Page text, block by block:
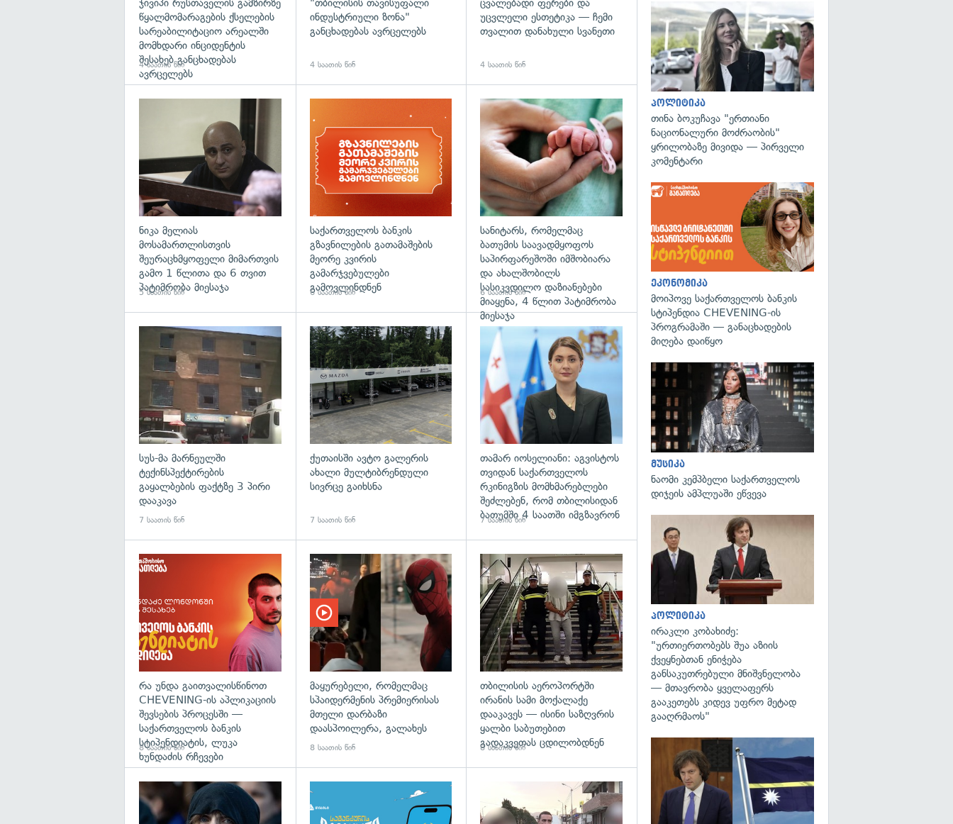
ჯივიპი რუსთაველის გამზირზე
წყალმომარაგების ქსელების
სარეაბილიტაციო არეალში
მომხდარი ინციდენტის
შესახებ განცხადებას
ავრცელებს
4 საათის წინ
"თბილისის თავისუფალი
ინდუსტრიული ზონა"
განცხადებას ავრცელებს
4 საათის წინ
ცვალებადი ფერები და
უცვლელი ესთეტიკა — ჩემი
თვალით დანახული სვანეთი
4 საათის წინ
ნიკა მელიას
მოსამართლისთვის
შეურაცხმყოფელი მიმართვის
გამო 1 წლითა და 6 თვით
პატიმრობა მიესაჯა
5 საათის წინ
საქართველოს ბანკის
გზავნილების გათამაშების
მეორე კვირის
გამარჯვებულები
გამოვლინდნენ
6 საათის წინ
გადახედვა
სანიტარს, რომელმაც
ბათუმის საავადმყოფოს
საპირფარეშოში იმშობიარა
და ახალშობილს
სასიკვდილო დაზიანებები
მიაყენა, 4 წლით პატიმრობა
მიესაჯა
6 საათის წინ
გადახედვა
სუს-მა მარნეულში
ტექინსპექტირების
გაყალბების ფაქტზე 3 პირი
დააკავა
7 საათის წინ
ქუთაისში ავტო გალერის
ახალი მულტიბრენდული
სივრცე გაიხსნა
7 საათის წინ
გადახედვა
თამარ იოსელიანი: აგვისტოს
თვიდან საქართველოს
რკინიგზის მომხმარებლები
შეძლებენ, რომ თბილისიდან
ბათუმში 4 საათში იმგზავრონ
7 საათის წინ
რა უნდა გაითვალისწინოთ
CHEVENING-ის აპლიკაციის
შევსების პროცესში —
საქართველოს ბანკის
სტიპენდიატის, ლუკა
ხუნდაძის რჩევები
8 საათის წინ
მაყურებელი, რომელმაც
სპაიდერმენის პრემიერისას
მთელი დარბაზი
დაასპოილერა, გალახეს
8 საათის წინ
გადახედვა
თბილისის აეროპორტში
ირანის სამი მოქალაქე
დააკავეს — ისინი საზღვრის
ყალბი საბუთებით
გადაკვეთას ცდილობდნენ
8 საათის წინ
გადახედვა
პოლიტიკა
თინა ბოკუჩავა "ერთიანი
ნაციონალური მოძრაობის"
ყრილობაზე მივიდა — პირველი
კომენტარი
ეკონომიკა
მოიპოვე საქართველოს ბანკის
სტიპენდია CHEVENING-ის
პროგრამაში — განაცხადების
მიღება დაიწყო
მუსიკა
ნაომი კემპბელი საქართველოს
დიჯეის ამპლუაში ეწვევა
პოლიტიკა
ირაკლი კობახიძე:
"ურთიერთობებს შუა აზიის
ქვეყნებთან ენიჭება
განსაკუთრებული მნიშვნელობა
— მთავრობა ყველაფერს
გააკეთებს კიდევ უფრო მეტად
გააღრმაოს"